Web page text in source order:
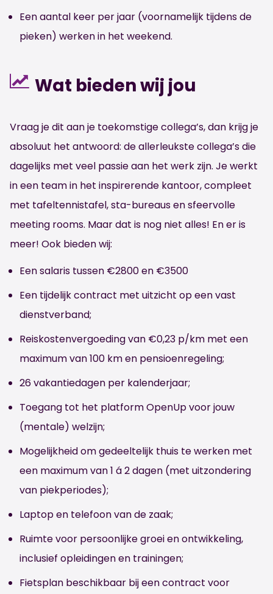
Een aantal keer per jaar (voornamelijk tijdens de
pieken) werken in het weekend.
Wat bieden wij jou
Vraag je dit aan je toekomstige collega’s, dan krijg je
absoluut het antwoord: de allerleukste collega’s die
dagelijks met veel passie aan het werk zijn. Je werkt
in een team in het inspirerende kantoor, compleet
met tafeltennistafel, sta-bureaus en sfeervolle
meeting rooms. Maar dat is nog niet alles! En er is
meer! Ook bieden wij:
Een salaris tussen €2800 en €3500
Een tijdelijk contract met uitzicht op een vast
dienstverband;
Reiskostenvergoeding van €0,23 p/km met een
maximum van 100 km en pensioenregeling;
26 vakantiedagen per kalenderjaar;
Toegang tot het platform OpenUp voor jouw
(mentale) welzijn;
Mogelijkheid om gedeeltelijk thuis te werken met
een maximum van 1 á 2 dagen (met uitzondering
van piekperiodes);
Laptop en telefoon van de zaak;
Ruimte voor persoonlijke groei en ontwikkeling,
inclusief opleidingen en trainingen;
Fietsplan beschikbaar bij een contract voor